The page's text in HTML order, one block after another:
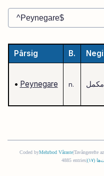
Pârsig B.
• Peynegare n. مکمل
Coded byMehrbod Vâraste|Tavângerefte
4885 entries
(١٧)